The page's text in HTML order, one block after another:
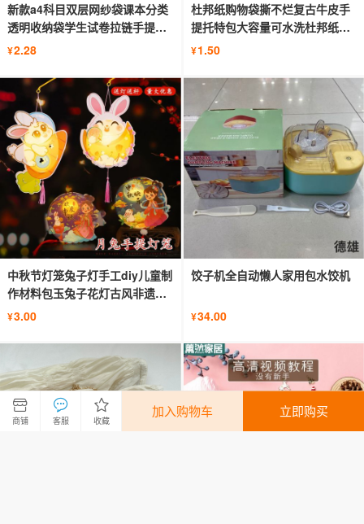
新款a4科目双层网纱袋课本分类
透明收纳袋学生试卷拉链手提文
件袋
¥2.28
杜邦纸购物袋撕不烂复古牛皮手
提托特包大容量可水洗杜邦纸斜
挎包
¥1.50
中秋节灯笼兔子灯手工diy儿童制
作材料包玉兔子花灯古风非遗手
提
¥3.00
饺子机全自动懒人家用包水饺机
¥34.00
商铺 客服 收藏
加入购物车 立即购买